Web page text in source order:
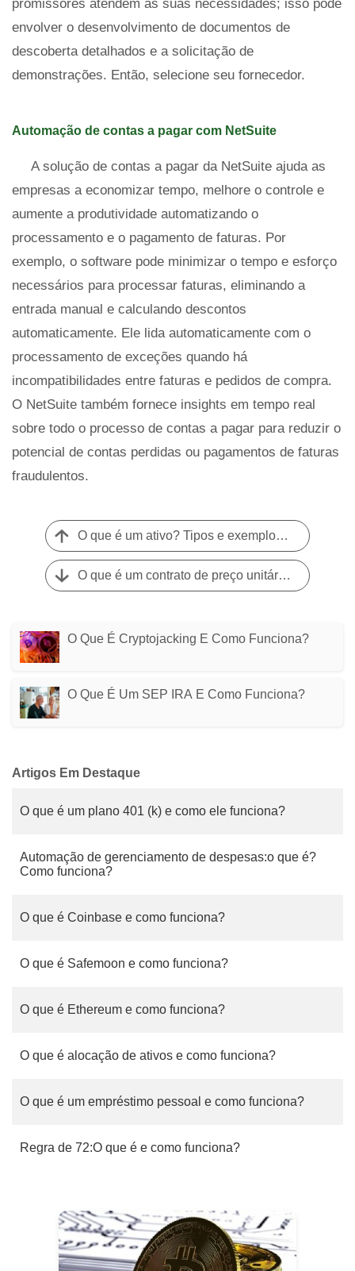
promissores atendem às suas necessidades; isso pode
envolver o desenvolvimento de documentos de
descoberta detalhados e a solicitação de
demonstrações. Então, selecione seu fornecedor.
Automação de contas a pagar com NetSuite
A solução de contas a pagar da NetSuite ajuda as
empresas a economizar tempo, melhore o controle e
aumente a produtividade automatizando o
processamento e o pagamento de faturas. Por
exemplo, o software pode minimizar o tempo e esforço
necessários para processar faturas, eliminando a
entrada manual e calculando descontos
automaticamente. Ele lida automaticamente com o
processamento de exceções quando há
incompatibilidades entre faturas e pedidos de compra.
O NetSuite também fornece insights em tempo real
sobre todo o processo de contas a pagar para reduzir o
potencial de contas perdidas ou pagamentos de faturas
fraudulentos.
O que é um ativo? Tipos e exemplos em contabilidade empresarial
O que é um contrato de preço unitário e quando usá-lo?
O Que É Cryptojacking E Como Funciona?
O Que É Um SEP IRA E Como Funciona?
Artigos Em Destaque
O que é um plano 401 (k) e como ele funciona?
Automação de gerenciamento de despesas:o que é?
Como funciona?
O que é Coinbase e como funciona?
O que é Safemoon e como funciona?
O que é Ethereum e como funciona?
O que é alocação de ativos e como funciona?
O que é um empréstimo pessoal e como funciona?
Regra de 72:O que é e como funciona?